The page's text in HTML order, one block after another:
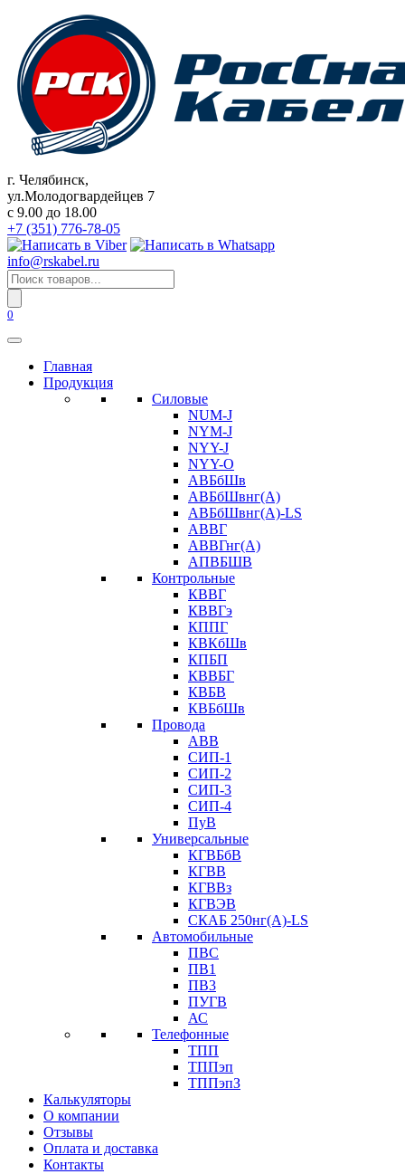
содержанию
г. Челябинск,
ул.Молодогвардейцев 7
c 9.00 до 18.00
+7 (351) 776-78-05
info@rskabel.ru
Поиск
товаров
0
Главная
Продукция
Силовые
NUM-J
NYM-J
NYY-J
NYY-O
АВБбШв
АВБбШвнг(А)
АВБбШвнг(А)-LS
АВВГ
АВВГнг(А)
АПВБШВ
Контрольные
КВВГ
КВВГэ
КППГ
КВКбШв
КПБП
КВВБГ
КВБВ
КВБбШв
Провода
АВВ
СИП-1
СИП-2
СИП-3
СИП-4
ПуВ
Универсальные
КГВБбВ
КГВВ
КГВВз
КГВЭВ
СКАБ 250нг(А)-LS
Автомобильные
ПВС
ПВ1
ПВ3
ПУГВ
АС
Телефонные
ТПП
ТППэп
ТППэпЗ
Калькуляторы
О компании
Отзывы
Оплата и доставка
Контакты